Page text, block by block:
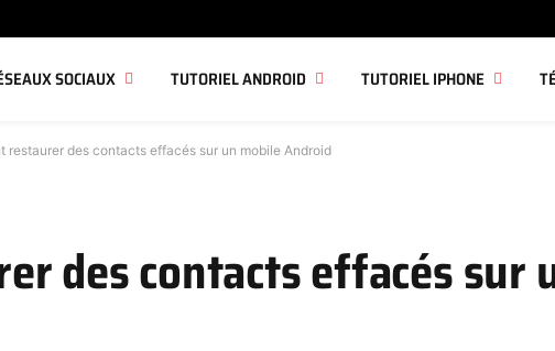
SOCIAUX TUTORIEL ANDROID TUTORIEL IPHONE
restaurer des contacts effacés sur un mobile Android
des contacts effacés sur